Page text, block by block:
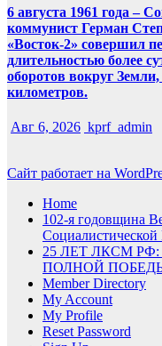
6 августа 1961 года –
коммунист Герман
«Восток-2» совершил
длительностью более
оборотов вокруг
километров.
Авг 6, 2026 kprf_admin
Сайт работает на
Home
102-я годовщина
25 ЛЕТ ЛКСМ
ПОЛНОЙ
Member Directory
My Account
My Profile
Reset Password